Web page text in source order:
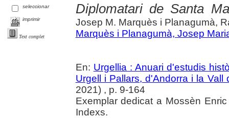
seleccionar
imprimir
Text complet
Diplomatari de Santa
Josep M. Marquès i Planagumà,
Marquès i Planagumà, Josep
En: Urgellia : Anuari d'estudis
Urgell i Pallars, d'Andorra i la Vall
2021) , p. 9-164
Exemplar dedicat a Mossèn
Indexs.